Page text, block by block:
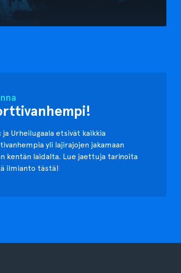
ja Urheilugaala etsivät kaikkia
yli lajirajojen jakamaan
kentän laidalta. Lue jaettuja tarinoita
ilmianto tästä!